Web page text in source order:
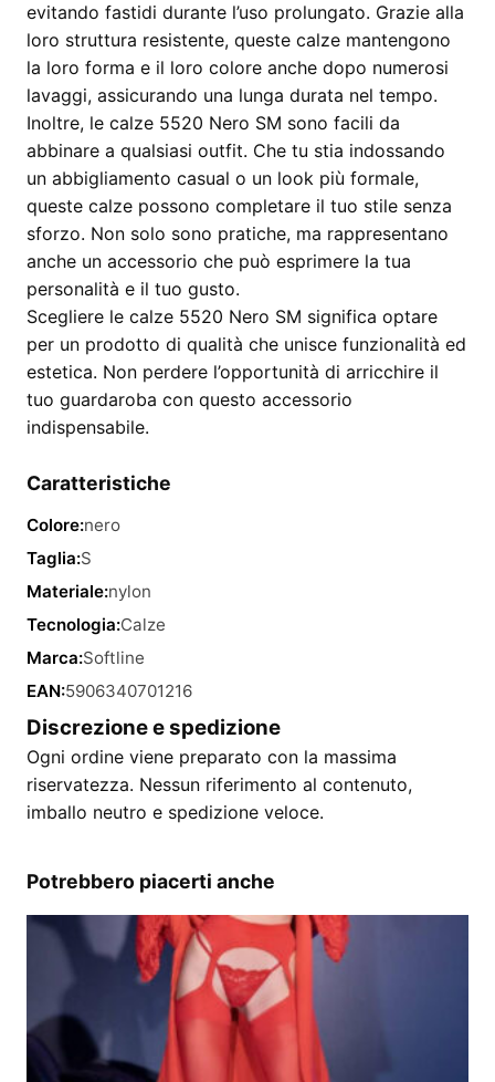
evitando fastidi durante l’uso prolungato. Grazie alla
loro struttura resistente, queste calze mantengono
la loro forma e il loro colore anche dopo numerosi
lavaggi, assicurando una lunga durata nel tempo.
Inoltre, le calze 5520 Nero SM sono facili da
abbinare a qualsiasi outfit. Che tu stia indossando
un abbigliamento casual o un look più formale,
queste calze possono completare il tuo stile senza
sforzo. Non solo sono pratiche, ma rappresentano
anche un accessorio che può esprimere la tua
personalità e il tuo gusto.
Scegliere le calze 5520 Nero SM significa optare
per un prodotto di qualità che unisce funzionalità ed
estetica. Non perdere l’opportunità di arricchire il
tuo guardaroba con questo accessorio
indispensabile.
Caratteristiche
Colore:nero
Taglia:S
Materiale:nylon
Tecnologia:Calze
Marca:Softline
EAN:5906340701216
Discrezione e spedizione
Ogni ordine viene preparato con la massima
riservatezza. Nessun riferimento al contenuto,
imballo neutro e spedizione veloce.
Potrebbero piacerti anche